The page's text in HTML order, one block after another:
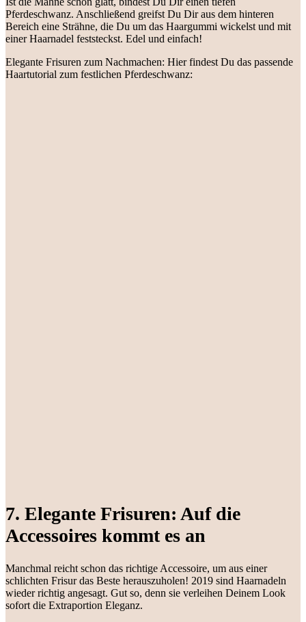
Pferdeschwanz. Anschließend greifst Du Dir aus dem hinteren
Bereich eine Strähne, die Du um das Haargummi wickelst und mit
einer Haarnadel feststeckst. Edel und einfach!
Elegante Frisuren zum Nachmachen: Hier findest Du das passende
Haartutorial zum festlichen Pferdeschwanz:
7. Elegante Frisuren: Auf die
Accessoires kommt es an
Manchmal reicht schon das richtige Accessoire, um aus einer
schlichten Frisur das Beste herauszuholen! 2019 sind Haarnadeln
wieder richtig angesagt. Gut so, denn sie verleihen Deinem Look
sofort die Extraportion Eleganz.